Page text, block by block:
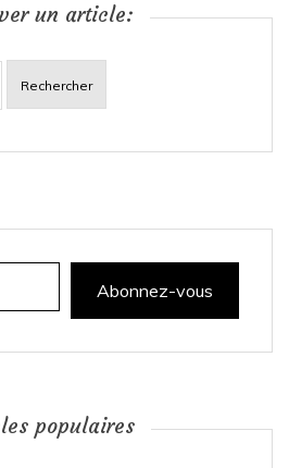
un article:
Abonnez-vous
populaires